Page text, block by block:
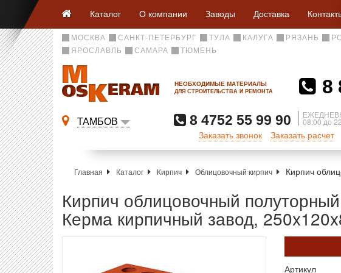
Каталог О компании Заводы Доставка
МОСКВА САНКТ-ПЕТЕРБУРГ ТУЛА КАЛУГА РЯЗАНЬ
ЯРОСЛАВЛЬ
САМАРА ТЮМЕНЬ
НЕОБХОДИМЫЕ МАТЕРИАЛЫ
ДЛЯ СТРОИТЕЛЬСТВА И РЕМОНТА 8
ТАМБОВ 8 4752 55 99 90 08:00 до
Заказать звонок Заказать расчет
Главная Каталог Кирпич Облицовочный кирпич Кирпич
Кирпич облицовочный
Керма кирпичный завод,
Артикул